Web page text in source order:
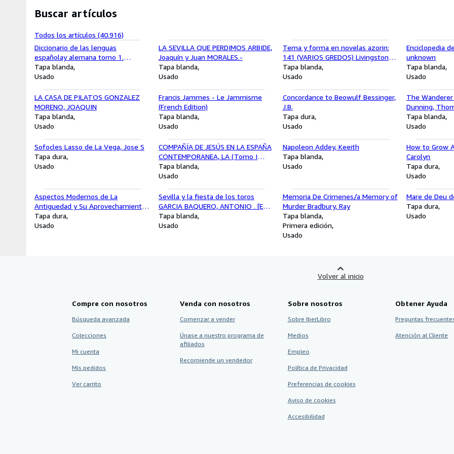
Buscar artículos
Todos los artículos (40.916)
Diccionario de las lenguas
españolay alemana tomo 1.
español-Alemán Slaby-grossmann
Tapa blanda
Usado
LA SEVILLA QUE PERDIMOS ARBIDE,
Joaquín y Juan MORALES.-
Tapa blanda
Usado
Tema y forma en novelas azorin:
141 (VARIOS GREDOS) Livingstone,
L.
Tapa blanda
Usado
Enciclopedia
unknown
Tapa blanda
Usado
LA CASA DE PILATOS GONZALEZ
MORENO, JOAQUIN
Tapa blanda
Usado
Francis Jammes - Le Jammisme
(French Edition)
Tapa blanda
Usado
Concordance to Beowulf Bessinger,
J.B.
Tapa dura
Usado
The
Dunning,
Alan J.
Tapa blanda
Usado
Sofocles Lasso de La Vega, Jose S
Tapa dura
Usado
COMPAÑÍA DE JESÚS EN LA ESPAÑA
CONTEMPORANEA, LA (Tomo I
-1868-1883)
Tapa blanda
Usado
Napoleon Addey, Keeith
Tapa blanda
Usado
How to Grow
Carolyn
Tapa dura
Usado
Aspectos Modernos de La
Antiguedad y Su Aprovechamiento
Didactico VARIOS
Tapa dura
Usado
Sevilla y la fiesta de los toros
GARCIA BAQUERO, ANTONIO . [ET
AL
Tapa blanda
Usado
Memoria De Crimenes/a Memory of
Murder Bradbury, Ray
Tapa blanda
Primera edición
Usado
Mare de Deu
Tapa dura
Usado
Volver al inicio
Compre con nosotros
Búsqueda avanzada
Colecciones
Mi cuenta
Mis pedidos
Ver carrito
Venda con nosotros
Comenzar a vender
Únase a nuestro programa de
afiliados
Recomiende un vendedor
Sobre nosotros
Sobre IberLibro
Medios
Empleo
Política de Privacidad
Preferencias de cookies
Aviso de cookies
Accesibilidad
Obtener Ayuda
Preguntas
Atención al Cliente